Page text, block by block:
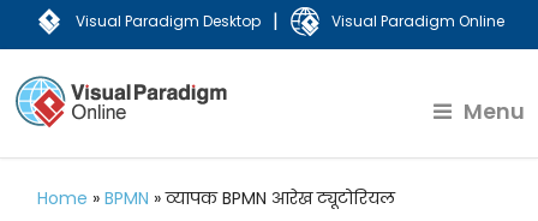
Visual Paradigm Desktop | Visual Paradigm Online
Menu
Home »BPMN »व्यापक BPMN आरेख ट्यूटोरियल